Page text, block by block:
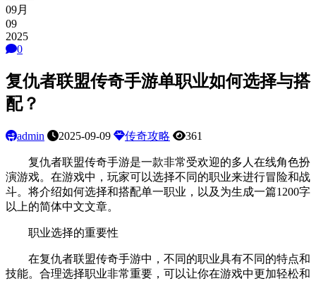
09月
09
2025
0
复仇者联盟传奇手游单职业如何选择与搭
配？
admin 2025-09-09 传奇攻略 361
复仇者联盟传奇手游是一款非常受欢迎的多人在线角色扮
演游戏。在游戏中，玩家可以选择不同的职业来进行冒险和战
斗。将介绍如何选择和搭配单一职业，以及为生成一篇1200字
以上的简体中文文章。
职业选择的重要性
在复仇者联盟传奇手游中，不同的职业具有不同的特点和
技能。合理选择职业非常重要，可以让你在游戏中更加轻松和